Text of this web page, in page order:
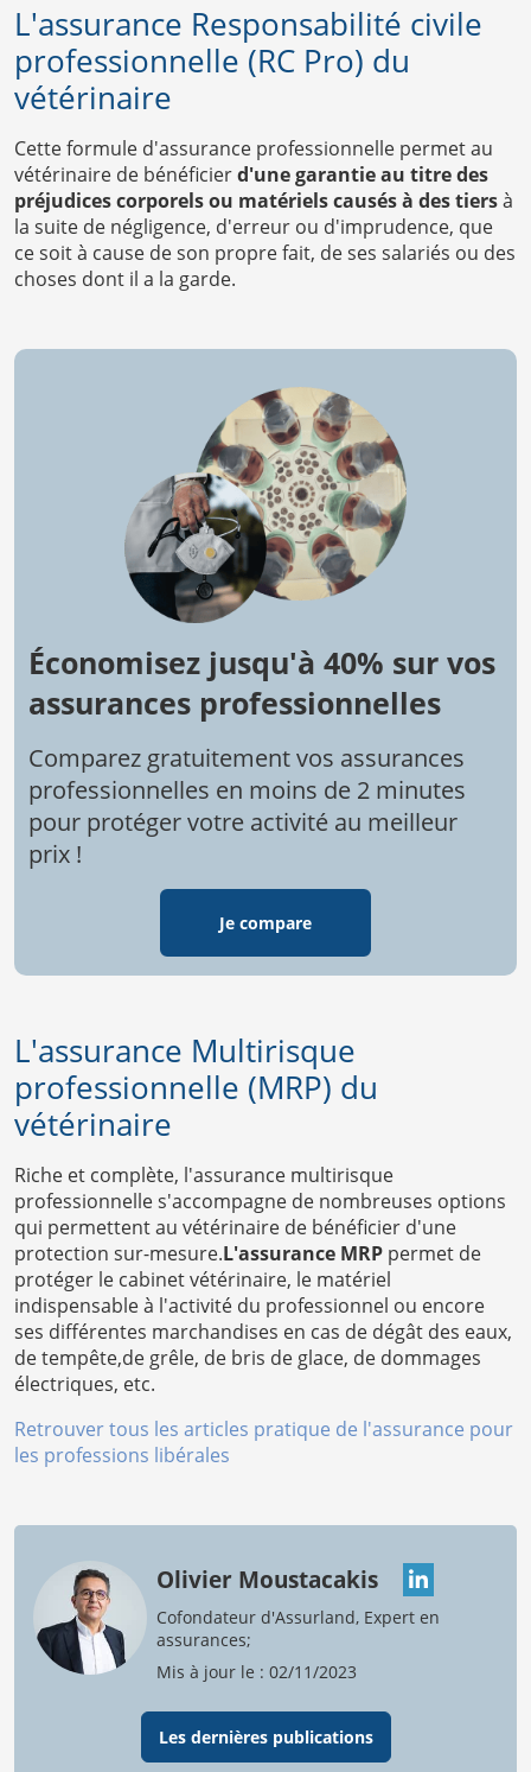
L'assurance Responsabilité civile
professionnelle (RC Pro) du
vétérinaire
Cette formule d'assurance professionnelle permet au
vétérinaire de bénéficierd'une garantie au titre des
préjudices corporels ou matériels causés à des tiersà
la suite de négligence, d'erreur ou d'imprudence, que
ce soit à cause de son propre fait, de ses salariés ou des
choses dont il a la garde.
Économisez jusqu'à 40% sur vos
assurances professionnelles
Comparez gratuitement vos assurances
professionnelles en moins de 2 minutes
pour protéger votre activité au meilleur
prix !
Je compare
L'assurance Multirisque
professionnelle (MRP) du
vétérinaire
Riche et complète, l'assurance multirisque
professionnelle s'accompagne de nombreuses options
qui permettent au vétérinaire de bénéficier d'une
protection sur-mesure.L'assurance MRP permet de
protéger le cabinet vétérinaire, le matériel
indispensable à l'activité du professionnel ou encore
ses différentes marchandises en cas de dégât des eaux,
de tempête,de grêle, de bris de glace, de dommages
électriques, etc.
Retrouver tous les articles pratique de l'assurance pour
les professions libérales
Olivier Moustacakis
Cofondateur d'Assurland, Expert en
assurances;
Mis à jour le : 02/11/2023
Les dernières publications